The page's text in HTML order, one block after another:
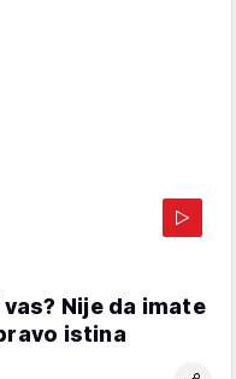
Nije da imate
istina